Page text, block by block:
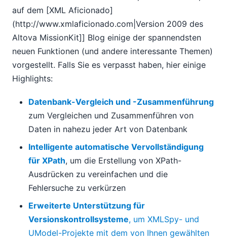
Neue Tabellen und XPath-Filterung für flexibles
Stylesheet-Design
Weitere Neuigkeiten zu Altova MissionKit 2009
XBRL-Unterstützung für Altova MissionKit 2009
hinzugefügt
Jetzt erhältlich: Altova MissionKit Version 2009
03
07
08
09
10
2007
auf dem [XML Aficionado]
(http://www.xmlaficionado.com|Version 2009 des
Altova MissionKit]] Blog einige der spannendsten
neuen Funktionen (und andere interessante Themen)
vorgestellt. Falls Sie es verpasst haben, hier einige
Highlights:
Datenbank-Vergleich und -Zusammenführung
zum Vergleichen und Zusammenführen von
Daten in nahezu jeder Art von Datenbank
Intelligente automatische Vervollständigung
für XPath, um die Erstellung von XPath-
Ausdrücken zu vereinfachen und die
Fehlersuche zu verkürzen
Erweiterte Unterstützung für
Versionskontrollsysteme, um XMLSpy- und
UModel-Projekte mit dem von Ihnen gewählten